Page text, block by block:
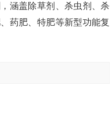
涵盖除草剂、杀虫剂、杀
药肥、特肥等新型功能复